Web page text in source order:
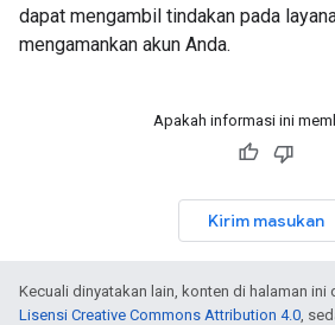
dapat mengambil tindakan pada
mengamankan akun Anda.
Apakah informasi ini
Kirim masukan
Kecuali dinyatakan lain, konten di halaman
Lisensi Creative Commons Attribution 4.0,